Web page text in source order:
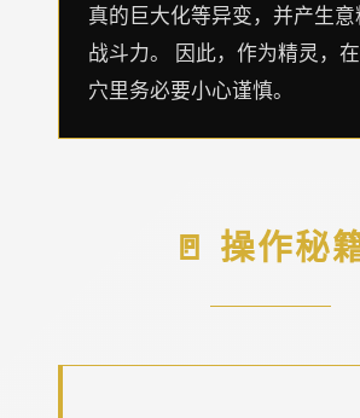
真的巨大化等异变，并产生
战斗力。 因此，作为精灵，
穴里务必要小心谨慎。
🚪 操作秘